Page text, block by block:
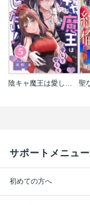
陰キャ魔王は愛して愛して愛したい！
サポートメニュー
初めての方へ